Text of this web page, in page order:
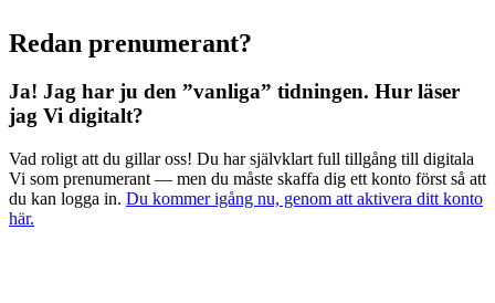
Redan prenumerant?
Ja! Jag har ju den ”vanliga” tidningen. Hur läser
jag Vi digitalt?
Vad roligt att du gillar oss! Du har självklart full tillgång till digitala
Vi som prenumerant — men du måste skaffa dig ett konto först så att
du kan logga in. Du kommer igång nu, genom att aktivera ditt konto
här.